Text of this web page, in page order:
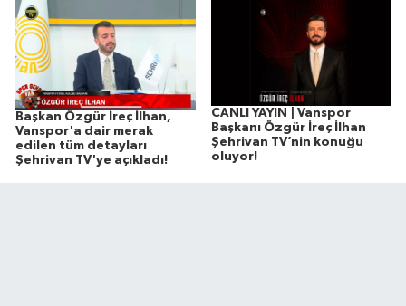
Başkan Özgür İreç İlhan,
Vanspor'a dair merak
edilen tüm detayları
Şehrivan TV'ye açıkladı!
CANLI YAYIN | Vanspor
Başkanı Özgür İreç İlhan
Şehrivan TV’nin konuğu
oluyor!